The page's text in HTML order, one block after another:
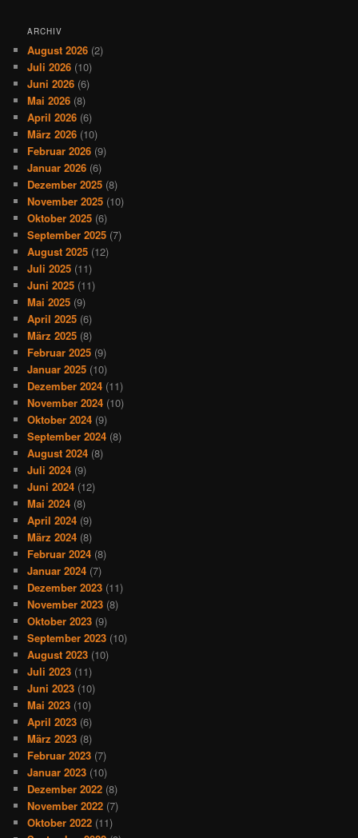
ARCHIV
August 2026 (2)
Juli 2026 (10)
Juni 2026 (6)
Mai 2026 (8)
April 2026 (6)
März 2026 (10)
Februar 2026 (9)
Januar 2026 (6)
Dezember 2025 (8)
November 2025 (10)
Oktober 2025 (6)
September 2025 (7)
August 2025 (12)
Juli 2025 (11)
Juni 2025 (11)
Mai 2025 (9)
April 2025 (6)
März 2025 (8)
Februar 2025 (9)
Januar 2025 (10)
Dezember 2024 (11)
November 2024 (10)
Oktober 2024 (9)
September 2024 (8)
August 2024 (8)
Juli 2024 (9)
Juni 2024 (12)
Mai 2024 (8)
April 2024 (9)
März 2024 (8)
Februar 2024 (8)
Januar 2024 (7)
Dezember 2023 (11)
November 2023 (8)
Oktober 2023 (9)
September 2023 (10)
August 2023 (10)
Juli 2023 (11)
Juni 2023 (10)
Mai 2023 (10)
April 2023 (6)
März 2023 (8)
Februar 2023 (7)
Januar 2023 (10)
Dezember 2022 (8)
November 2022 (7)
Oktober 2022 (11)